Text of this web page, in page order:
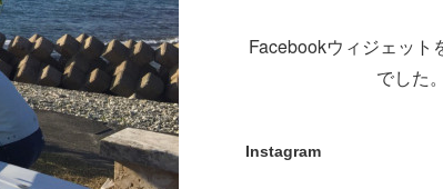
(12)
(1)
(19)
Facebookウィジェット
でした。
Instagram